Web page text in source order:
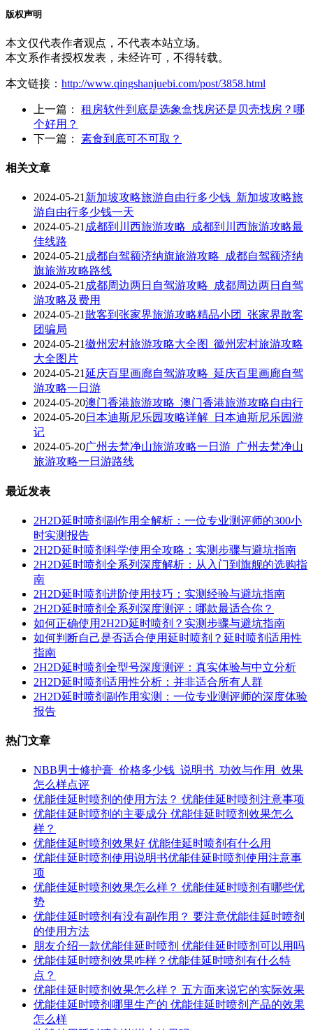
版权声明
本文仅代表作者观点，不代表本站立场。
本文系作者授权发表，未经许可，不得转载。
本文链接： http://www.qingshanjuebi.com/post/3858.html
上一篇： 租房软件到底是选象盒找房还是贝壳找房？哪
个好用？
下一篇： 素食到底可不可取？
相关文章
2024-05-21 新加坡攻略旅游自由行多少钱_新加坡攻略旅
游自由行多少钱一天
2024-05-21 成都到川西旅游攻略_成都到川西旅游攻略最
佳线路
2024-05-21 成都自驾额济纳旗旅游攻略_成都自驾额济纳
旗旅游攻略路线
2024-05-21 成都周边两日自驾游攻略_成都周边两日自驾
游攻略及费用
2024-05-21散客到张家界旅游攻略精品小团_张家界散客
团骗局
2024-05-21徽州宏村旅游攻略大全图_徽州宏村旅游攻略
大全图片
2024-05-21延庆百里画廊自驾游攻略_延庆百里画廊自驾
游攻略一日游
2024-05-20澳门香港旅游攻略_澳门香港旅游攻略自由行
2024-05-20日本迪斯尼乐园攻略详解_日本迪斯尼乐园游
记
2024-05-20广州去梵净山旅游攻略一日游_广州去梵净山
旅游攻略一日游路线
最近发表
2H2D延时喷剂副作用全解析：一位专业测评师的300小
时实测报告
2H2D延时喷剂科学使用全攻略：实测步骤与避坑指南
2H2D延时喷剂全系列深度解析：从入门到旗舰的选购指
南
2H2D延时喷剂进阶使用技巧：实测经验与避坑指南
2H2D延时喷剂全系列深度测评：哪款最适合你？
如何正确使用2H2D延时喷剂？实测步骤与避坑指南
如何判断自己是否适合使用延时喷剂？延时喷剂适用性
指南
2H2D延时喷剂全型号深度测评：真实体验与中立分析
2H2D延时喷剂适用性分析：并非适合所有人群
2H2D延时喷剂副作用实测：一位专业测评师的深度体验
报告
热门文章
NBB男士修护膏_价格多少钱_说明书_功效与作用_效果
怎么样点评
优能佳延时喷剂的使用方法？ 优能佳延时喷剂注意事项
优能佳延时喷剂的主要成分 优能佳延时喷剂效果怎么
样？
优能佳延时喷剂效果好 优能佳延时喷剂有什么用
优能佳延时喷剂使用说明书优能佳延时喷剂使用注意事
项
优能佳延时喷剂效果怎么样？ 优能佳延时喷剂有哪些优
势
优能佳延时喷剂有没有副作用？ 要注意优能佳延时喷剂
的使用方法
朋友介绍一款优能佳延时喷剂 优能佳延时喷剂可以用吗
优能佳延时喷剂效果咋样？优能佳延时喷剂有什么特
点？
优能佳延时喷剂效果怎么样？ 五方面来说它的实际效果
优能佳延时喷剂哪里生产的 优能佳延时喷剂产品的效果
怎么样